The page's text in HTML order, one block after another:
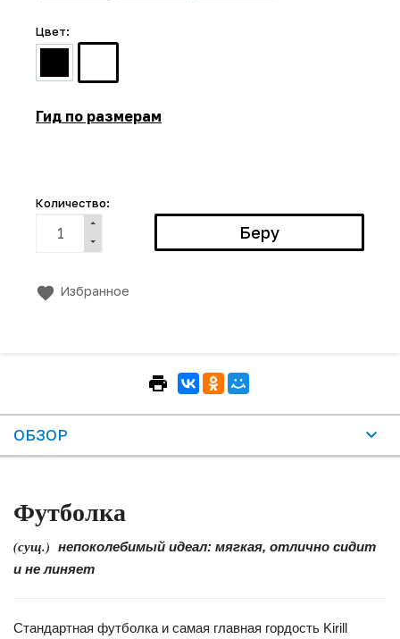
Цвет:
Гид по размерам
Количество:
Избранное
ОБЗОР
Футболка
(сущ.) непоколебимый идеал: мягкая, отлично сидит
и не линяет
Стандартная футболка и самая главная гордость Kirill